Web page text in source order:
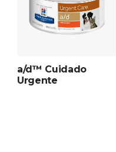
a/d™ Cuidado
Urgente